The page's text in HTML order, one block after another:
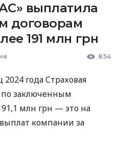
выплатила
договорам
191 млн грн
854
года Страховая
по заключенным
млн грн — это на
компании за